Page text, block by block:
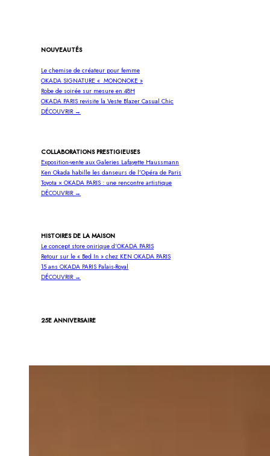
NOUVEAUTÉS
Le chemise de créateur pour femme
OKADA SIGNATURE « MONONOKE »
Robe de soirée sur mesure en 48H
OKADA PARIS revisite la Veste Blazer Casual Chic
DÉCOUVRIR →
COLLABORATIONS PRESTIGIEUSES
Exposition-vente aux Galeries Lafayette Haussmann
Ken Okada habille les danseurs de l’Opéra de Paris
Toyota × OKADA PARIS : une rencontre artistique
DÉCOUVRIR →
HISTOIRES DE LA MAISON
Le concept store onirique d’OKADA PARIS
Retour sur le « Bed In » chez KEN OKADA PARIS
15 ans OKADA PARIS Palais-Royal
DÉCOUVRIR →
25E ANNIVERSAIRE